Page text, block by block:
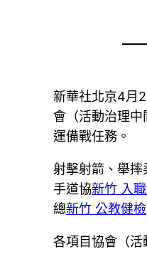
新華社北京4月
會（活動治理
運備戰任務。
射擊射箭、舉
手道協新竹 入
總新竹 公教健檢
各項目協會（活